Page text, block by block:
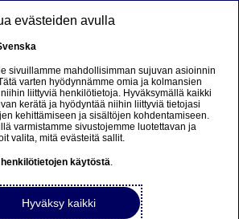
kiinnostavia
rahastoista –
evästeiden avulla
sivuillamme mahdollisimman sujuvan asioinnin
varten hyödynnämme omia ja kolmansien
liittyviä henkilötietoja. Hyväksymällä kaikki
kerätä ja hyödyntää niihin liittyviä tietojasi
kehittämiseen ja sisältöjen kohdentamiseen.
varmistamme sivustojemme luotettavan ja
valita, mitä evästeitä sallit.
henkilötietojen käytöstä.
Hyväksy kaikki